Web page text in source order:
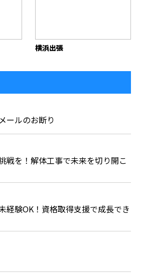
横浜出張
ールのお断り
戦を！解体工事で未来を切り開こ
経験OK！資格取得支援で成長でき